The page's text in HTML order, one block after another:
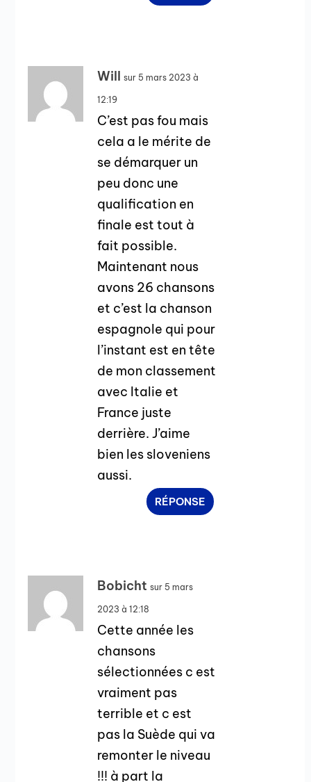
Will sur 5 mars 2023 à
12:19
C’est pas fou mais
cela a le mérite de
se démarquer un
peu donc une
qualification en
finale est tout à
fait possible.
Maintenant nous
avons 26 chansons
et c’est la chanson
espagnole qui pour
l’instant est en tête
de mon classement
avec Italie et
France juste
derrière. J’aime
bien les sloveniens
aussi.
RÉPONSE
Bobicht sur 5 mars
2023 à 12:18
Cette année les
chansons
sélectionnées c est
vraiment pas
terrible et c est
pas la Suède qui va
remonter le niveau
!!! à part la